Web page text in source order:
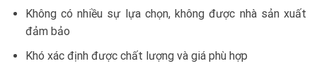
Không có nhiều sự lựa chọn, không được nhà sản xuất
đảm bảo
Khó xác định được chất lượng và giá phù hợp